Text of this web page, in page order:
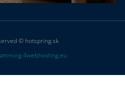
© hotspring.sk
4webhosting.eu